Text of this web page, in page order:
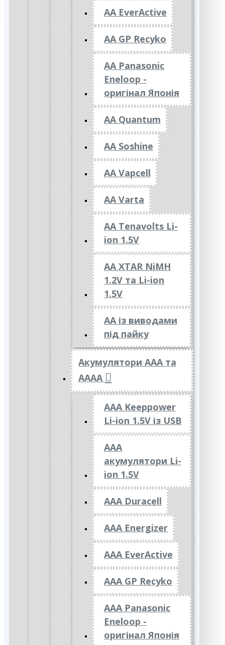
AA EverActive
AA GP Recyko
AA Panasonic
Eneloop -
оригінал Японія
AA Quantum
AA Soshine
AA Vapcell
AA Varta
AA Tenavolts Li-
ion 1.5V
AA XTAR NiMH
1.2V та Li-ion
1.5V
АА із виводами
під пайку
Акумулятори ААА та
АААА
AAA Keeppower
Li-ion 1.5V із USB
ААА
акумулятори Li-
ion 1.5V
AAA Duracell
AAA Energizer
AAA EverActive
AAA GP Recyko
AAA Panasonic
Eneloop -
оригінал Японія